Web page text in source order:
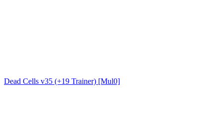
Dead Cells v35 (+19 Trainer) [Mul0]